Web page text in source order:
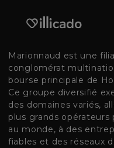
Marionnaud est une
conglomérat
bourse principale de
Ce groupe diversifié
des domaines variés,
plus grands
au monde, à des
fiables et des réseaux